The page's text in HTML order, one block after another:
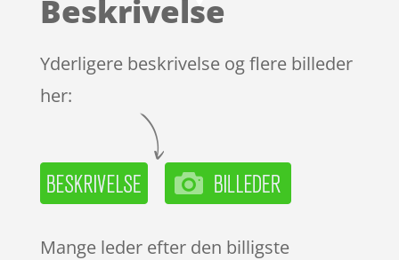
kundebedøm
Beskrivelse
Yderligere beskrivelse og flere billeder
her:
Mange leder efter den billigste